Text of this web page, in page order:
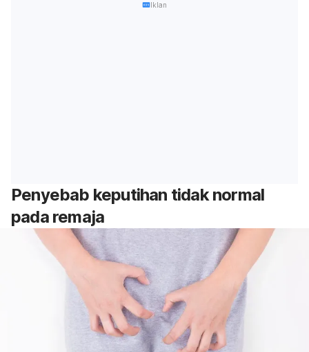
Iklan
Penyebab keputihan tidak normal
pada remaja